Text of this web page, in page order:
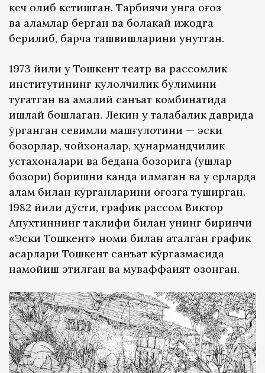
кеч олиб кетишган. Тарбиячи унга қоғоз
ва қаламлар берган ва болакай ижодга
берилиб, барча ташвишларини унутган.
1973 йили у Тошкент театр ва рассомлик
институтининг кулолчилик бўлимини
тугатган ва амалий санъат комбинатида
ишлай бошлаган. Лекин у талабалик даврида
ўрганган севимли машғулотини — эски
бозорлар, чойхоналар, ҳунармандчилик
устахоналари ва бедана бозорига (қушлар
бозори) боришни канда қилмаган ва у ерларда
қалам билан кўрганларини қоғозга туширган.
1982 йили дўсти, график рассом Виктор
Апухтиннинг таклифи билан унинг биринчи
«Эски Тошкент» номи билан аталган график
асарлари Тошкент санъат кўргазмасида
намойиш этилган ва муваффақият қозонган.